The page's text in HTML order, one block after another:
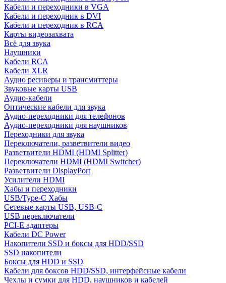
Кабели и переходники в VGA
Кабели и переходник в DVI
Кабели и переходник в RCA
Карты видеозахвата
Всё для звука
Наушники
Кабели RCA
Кабели XLR
Аудио ресиверы и трансмиттеры
Звуковые карты USB
Аудио-кабели
Оптические кабели для звука
Аудио-переходники для телефонов
Аудио-переходники для наушников
Переходники для звука
Переключатели, разветвители видео
Разветвители HDMI (HDMI Splitter)
Переключатели HDMI (HDMI Switcher)
Разветвители DisplayPort
Усилители HDMI
Хабы и переходники
USB/Type-C Хабы
Сетевые карты USB, USB-C
USB переключатели
PCI-E адаптеры
Кабели DC Power
Накопители SSD и боксы для HDD/SSD
SSD накопители
Боксы для HDD и SSD
Кабели для боксов HDD/SSD, интерфейсные кабели
Чехлы и сумки для HDD, наушников и кабелей